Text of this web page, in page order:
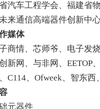
汽车工程学会、福建省
来通信高端器件创新中
媒体
情、芯师爷、电子发烧
新网、与非网、EETOP、
C114、Ofweek、智东西
元器件